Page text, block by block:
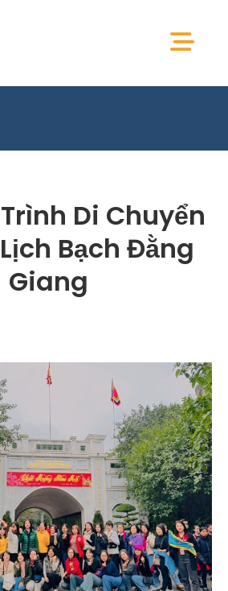
sẻ thông tin, kiến thức, tài liệu CPII Việt
Di Chuyển
Bạch Đằng
Giang